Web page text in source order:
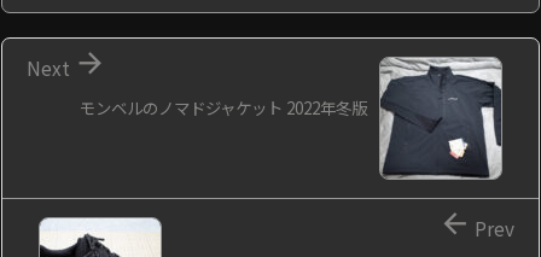
モンベルのノマドジャケット 2022年冬版

Next
 Prev